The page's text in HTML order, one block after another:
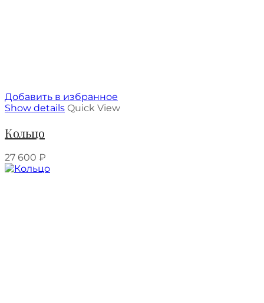
Добавить в избранное
Show details Quick View
Кольцо
27 600 ₽